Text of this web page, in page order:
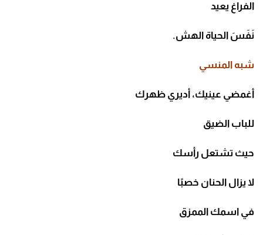
الفراغ يعيد
نَفَسَ الحياة الهش.
شبه المنسي
أغمضي عينيك، أديري ظهرك
للباب الضيق
حيث تشتعل رأسك
لا يزال الحنان خصبًا
في اسمك الممزق